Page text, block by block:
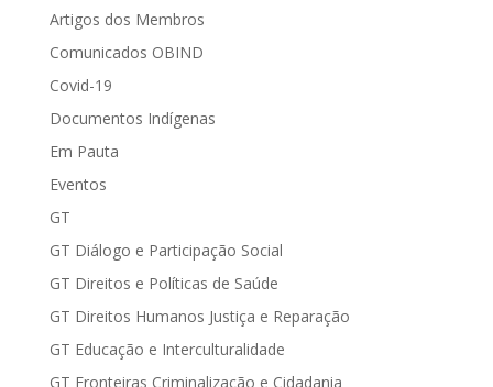
Artigos dos Membros
Comunicados OBIND
Covid-19
Documentos Indígenas
Em Pauta
Eventos
GT
GT Diálogo e Participação Social
GT Direitos e Políticas de Saúde
GT Direitos Humanos Justiça e Reparação
GT Educação e Interculturalidade
GT Fronteiras Criminalização e Cidadania